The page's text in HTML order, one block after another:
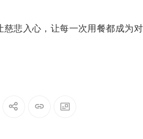
悲入心，让每一次用餐都成为